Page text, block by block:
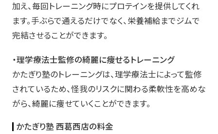
加え、毎回トレーニング時にプロテインを提供してくれ
ます。手ぶらで通えるだけでなく、栄養補給までジムで
完結させることができます。
・理学療法士監修の綺麗に痩せるトレーニング
かたぎり塾のトレーニングは、理学療法士によって監修
されているため、怪我のリスクに関わる柔軟性を高めな
がら、綺麗に痩せていくことができます。
かたぎり塾 西葛西店の料金